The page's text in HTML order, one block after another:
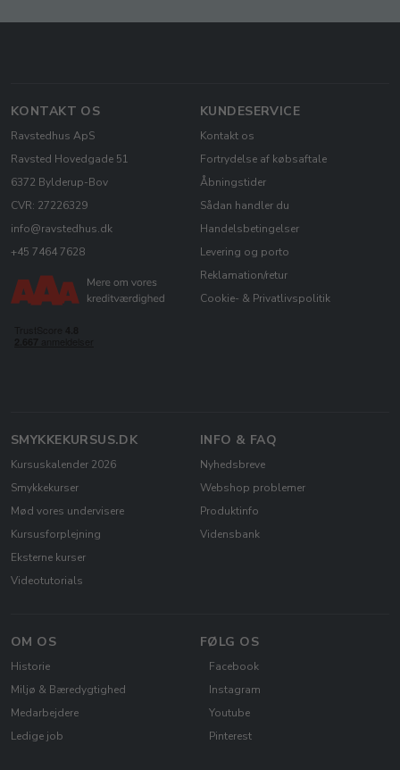
KONTAKT OS
Ravstedhus ApS
Ravsted Hovedgade 51
6372 Bylderup-Bov
CVR: 27226329
info@ravstedhus.dk
+45 7464 7628
KUNDESERVICE
Kontakt os
Fortrydelse af købsaftale
Åbningstider
Sådan handler du
Handelsbetingelser
Levering og porto
Reklamation/retur
Cookie- & Privatlivspolitik
SMYKKEKURSUS.DK
Kursuskalender 2026
Smykkekurser
Mød vores undervisere
Kursusforplejning
Eksterne kurser
Videotutorials
INFO & FAQ
Nyhedsbreve
Webshop problemer
Produktinfo
Vidensbank
OM OS
Historie
Miljø & Bæredygtighed
Medarbejdere
Ledige job
FØLG OS
Facebook
Instagram
Youtube
Pinterest